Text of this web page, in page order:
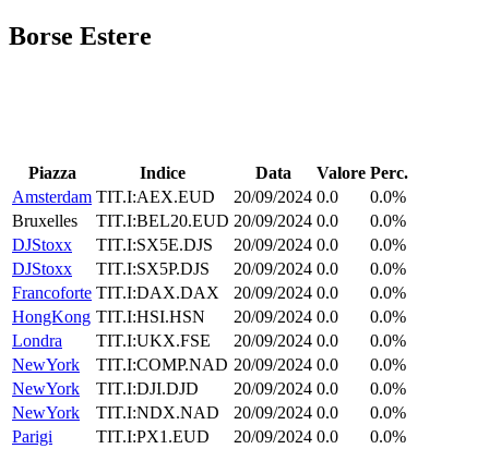
Borse Estere
Piazza Indice Data Valore Perc.
Amsterdam TIT.I:AEX.EUD 20/09/2024 0.0
0.0%
Bruxelles
TIT.I:BEL20.EUD 20/09/2024 0.0
0.0%
DJStoxx
TIT.I:SX5E.DJS 20/09/2024 0.0
0.0%
DJStoxx
TIT.I:SX5P.DJS 20/09/2024 0.0
0.0%
Francoforte TIT.I:DAX.DAX 20/09/2024 0.0
0.0%
HongKong TIT.I:HSI.HSN 20/09/2024 0.0
0.0%
Londra
TIT.I:UKX.FSE 20/09/2024 0.0
0.0%
NewYork
TIT.I:COMP.NAD 20/09/2024 0.0
0.0%
NewYork
TIT.I:DJI.DJD 20/09/2024 0.0
0.0%
NewYork
TIT.I:NDX.NAD 20/09/2024 0.0
0.0%
Parigi
TIT.I:PX1.EUD 20/09/2024 0.0
0.0%